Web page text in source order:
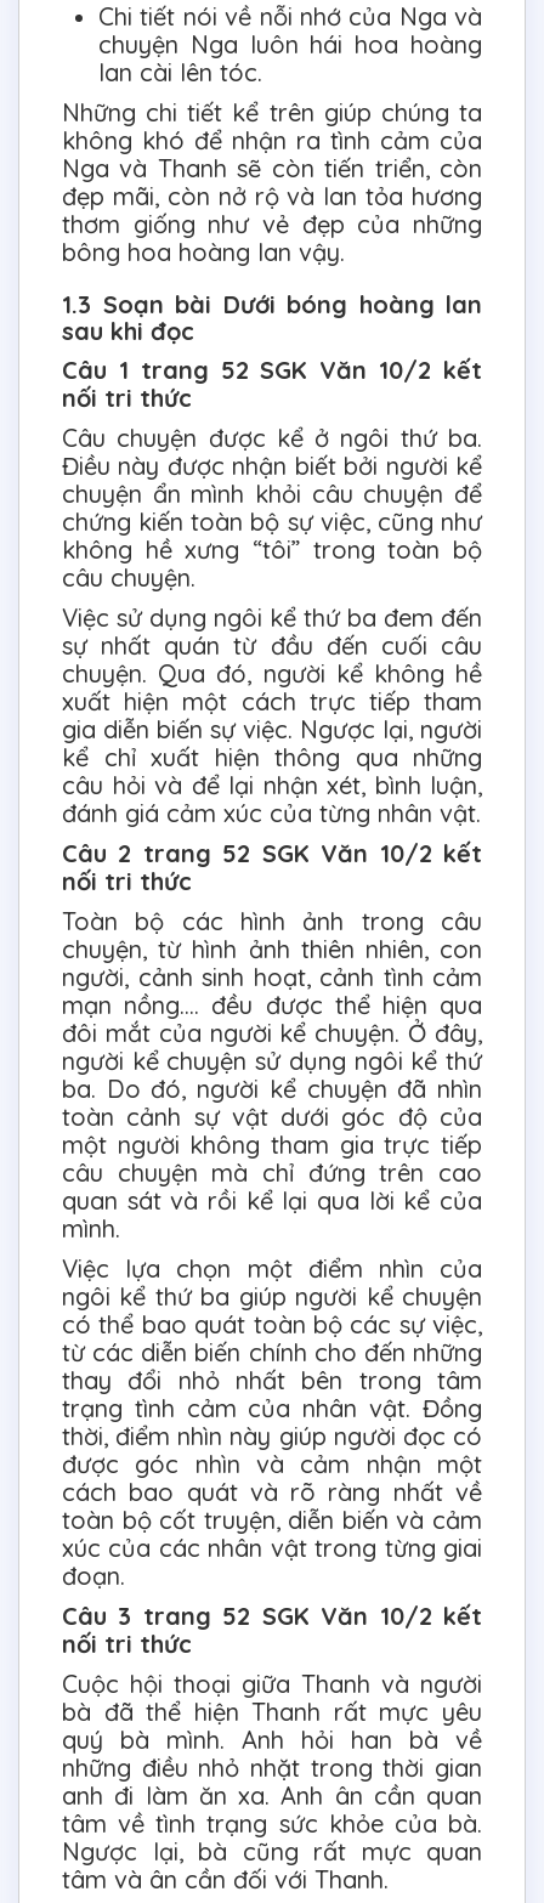
Chi tiết nói về nỗi nhớ của Nga và
chuyện Nga luôn hái hoa hoàng
lan cài lên tóc.
Những chi tiết kể trên giúp chúng ta
không khó để nhận ra tình cảm của
Nga và Thanh sẽ còn tiến triển, còn
đẹp mãi, còn nở rộ và lan tỏa hương
thơm giống như vẻ đẹp của những
bông hoa hoàng lan vậy.
1.3 Soạn bài Dưới bóng hoàng lan
sau khi đọc
Câu 1 trang 52 SGK Văn 10/2 kết
nối tri thức
Câu chuyện được kể ở ngôi thứ ba.
Điều này được nhận biết bởi người kể
chuyện ẩn mình khỏi câu chuyện để
chứng kiến toàn bộ sự việc, cũng như
không hề xưng “tôi” trong toàn bộ
câu chuyện.
Việc sử dụng ngôi kể thứ ba đem đến
sự nhất quán từ đầu đến cuối câu
chuyện. Qua đó, người kể không hề
xuất hiện một cách trực tiếp tham
gia diễn biến sự việc. Ngược lại, người
kể chỉ xuất hiện thông qua những
câu hỏi và để lại nhận xét, bình luận,
đánh giá cảm xúc của từng nhân vật.
Câu 2 trang 52 SGK Văn 10/2 kết
nối tri thức
Toàn bộ các hình ảnh trong câu
chuyện, từ hình ảnh thiên nhiên, con
người, cảnh sinh hoạt, cảnh tình cảm
mạn nồng…. đều được thể hiện qua
đôi mắt của người kể chuyện. Ở đây,
người kể chuyện sử dụng ngôi kể thứ
ba. Do đó, người kể chuyện đã nhìn
toàn cảnh sự vật dưới góc độ của
một người không tham gia trực tiếp
câu chuyện mà chỉ đứng trên cao
quan sát và rồi kể lại qua lời kể của
mình.
Việc lựa chọn một điểm nhìn của
ngôi kể thứ ba giúp người kể chuyện
có thể bao quát toàn bộ các sự việc,
từ các diễn biến chính cho đến những
thay đổi nhỏ nhất bên trong tâm
trạng tình cảm của nhân vật. Đồng
thời, điểm nhìn này giúp người đọc có
được góc nhìn và cảm nhận một
cách bao quát và rõ ràng nhất về
toàn bộ cốt truyện, diễn biến và cảm
xúc của các nhân vật trong từng giai
đoạn.
Câu 3 trang 52 SGK Văn 10/2 kết
nối tri thức
Cuộc hội thoại giữa Thanh và người
bà đã thể hiện Thanh rất mực yêu
quý bà mình. Anh hỏi han bà về
những điều nhỏ nhặt trong thời gian
anh đi làm ăn xa. Anh ân cần quan
tâm về tình trạng sức khỏe của bà.
Ngược lại, bà cũng rất mực quan
tâm và ân cần đối với Thanh.